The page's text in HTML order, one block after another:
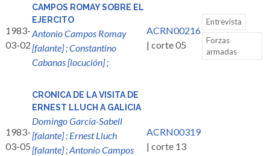
1983-
03-02
CAMPOS ROMAY SOBRE EL
EJERCITO
Antonio Campos Romay
[falante];Constantino
Cabanas [locución];
ACRN00216
| corte 05
Entrevista
Forzas
armadas
1983-
03-05
CRONICA DE LA VISITA DE
ERNEST LLUCH A GALICIA
Domingo García-Sabell
[falante]; Ernest Lluch
[falante];Antonio Campos
ACRN00319
| corte 13